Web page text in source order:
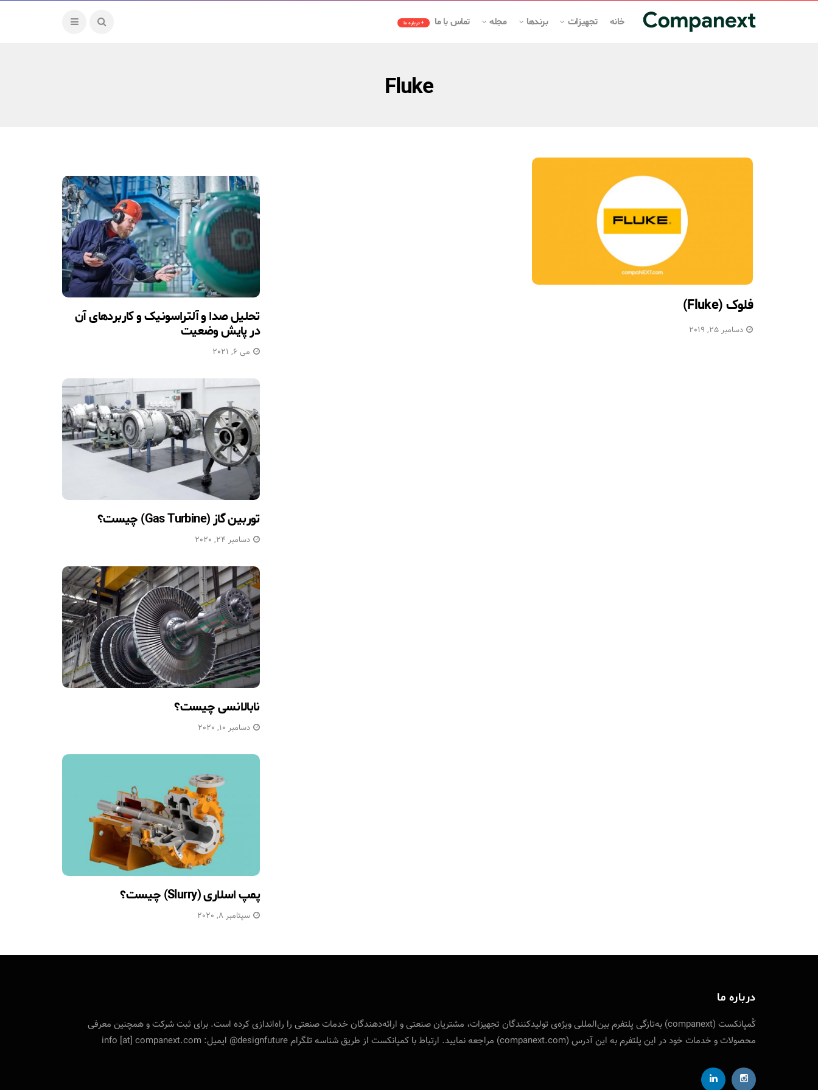
خانه تجهیزات برندها مجله تماس با ما + درباره ما
Fluke
فلوک (Fluke)
دسامبر 25, 2019
تحلیل صدا و آلتراسونیک و کاربردهای آن
در پایش وضعیت
می 6, 2021
توربین گاز (Gas Turbine) چیست؟
دسامبر 24, 2020
نابالانسی چیست؟
دسامبر 10, 2020
پمپ اسلاری (Slurry) چیست؟
سپتامبر 8, 2020
درباره ما
کُمپانکست (companext) به‌تازگی پلتفرم بین‌المللی ویژه‌ی تولید‌کنندگان تجهیزات، مشتریان صنعتی و ارائه‌دهندگان خدمات صنعتی را راه‌اندازی کرده است. برای ثبت شرکت و همچنین معرفی
محصولات و خدمات خود در این پلتفرم به این آدرس (companext.com) مراجعه نمایید. ارتباط با کمپانکست از طریق شناسه تلگرام designfuture@ ایمیل: info [at] companext.com